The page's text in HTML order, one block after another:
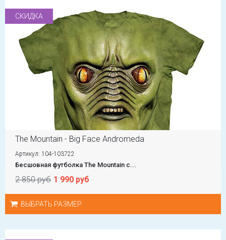
СКИДКА
The Mountain - Big Face Andromeda
Артикул: 104-103722
Бесшовная футболка The Mountain с...
2 850 руб 1 990 руб
ВЫБРАТЬ РАЗМЕР